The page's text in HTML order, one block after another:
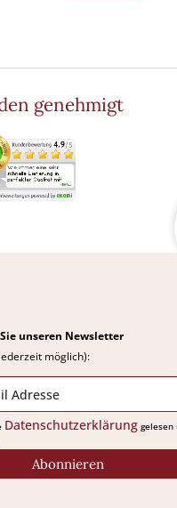
genehmigt
unseren Newsletter
möglich):
Datenschutzerklärunggelesen
Abonnieren